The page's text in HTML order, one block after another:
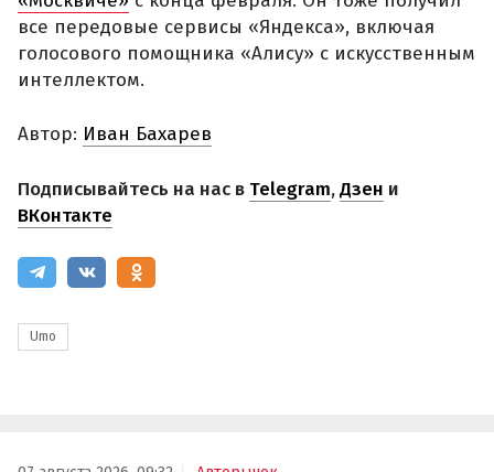
все передовые сервисы «Яндекса», включая
голосового помощника «Алису» с искусственным
интеллектом.
Автор: Иван Бахарев
Подписывайтесь на нас в Telegram,Дзен и
ВКонтакте
Umo